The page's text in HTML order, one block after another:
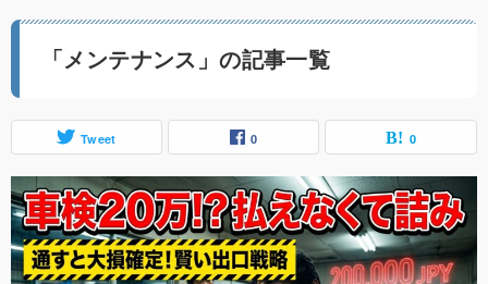
「メンテナンス」の記事一覧
Tweet 0 0